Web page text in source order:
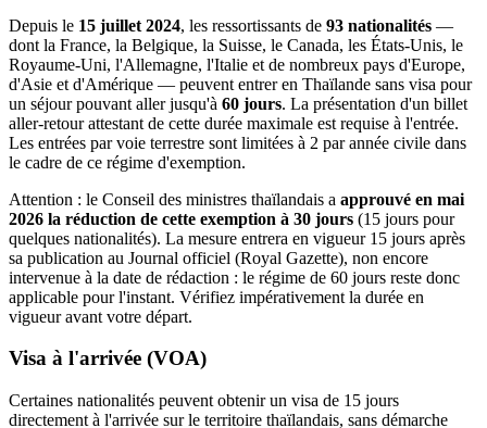
Depuis le 15 juillet 2024, les ressortissants de 93 nationalités —
dont la France, la Belgique, la Suisse, le Canada, les États-Unis, le
Royaume-Uni, l'Allemagne, l'Italie et de nombreux pays d'Europe,
d'Asie et d'Amérique — peuvent entrer en Thaïlande sans visa pour
un séjour pouvant aller jusqu'à 60 jours. La présentation d'un billet
aller-retour attestant de cette durée maximale est requise à l'entrée.
Les entrées par voie terrestre sont limitées à 2 par année civile dans
le cadre de ce régime d'exemption.
Attention : le Conseil des ministres thaïlandais a approuvé en mai
2026 la réduction de cette exemption à 30 jours (15 jours pour
quelques nationalités). La mesure entrera en vigueur 15 jours après
sa publication au Journal officiel (Royal Gazette), non encore
intervenue à la date de rédaction : le régime de 60 jours reste donc
applicable pour l'instant. Vérifiez impérativement la durée en
vigueur avant votre départ.
Visa à l'arrivée (VOA)
Certaines nationalités peuvent obtenir un visa de 15 jours
directement à l'arrivée sur le territoire thaïlandais, sans démarche